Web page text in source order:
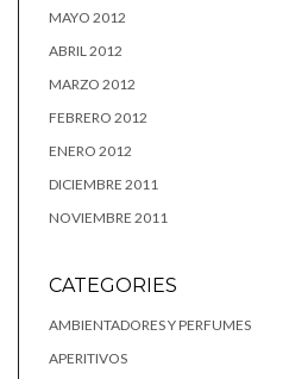
MAYO 2012
ABRIL 2012
MARZO 2012
FEBRERO 2012
ENERO 2012
DICIEMBRE 2011
NOVIEMBRE 2011
CATEGORIES
AMBIENTADORES Y PERFUMES
APERITIVOS